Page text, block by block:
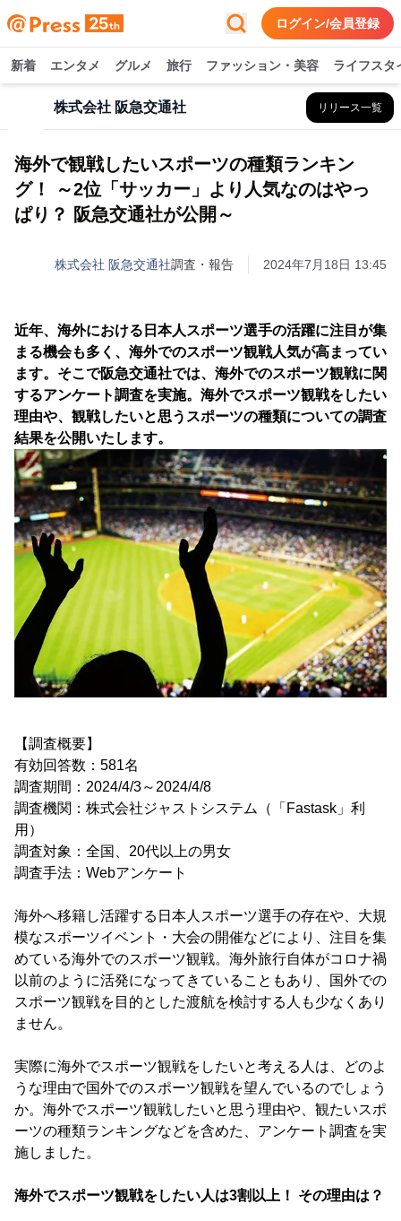
ログイン/会員登録
新着 エンタメ グルメ 旅行 ファッション・美容 ライフスタ
株式会社 阪急交通社 リリース一覧
海外で観戦したいスポーツの種類ランキン
グ！ ～2位「サッカー」より人気なのはやっ
ぱり？ 阪急交通社が公開～
株式会社 阪急交通社調査・報告 2024年7月18日 13:45
近年、海外における日本人スポーツ選手の活躍に注目が集
まる機会も多く、海外でのスポーツ観戦人気が高まってい
ます。そこで阪急交通社では、海外でのスポーツ観戦に関
するアンケート調査を実施。海外でスポーツ観戦をしたい
理由や、観戦したいと思うスポーツの種類についての調査
結果を公開いたします。
【調査概要】
有効回答数：581名
調査期間：2024/4/3～2024/4/8
調査機関：株式会社ジャストシステム（「Fastask」利
用）
調査対象：全国、20代以上の男女
調査手法：Webアンケート
海外へ移籍し活躍する日本人スポーツ選手の存在や、大規
模なスポーツイベント・大会の開催などにより、注目を集
めている海外でのスポーツ観戦。海外旅行自体がコロナ禍
以前のように活発になってきていることもあり、国外での
スポーツ観戦を目的とした渡航を検討する人も少なくあり
ません。
実際に海外でスポーツ観戦をしたいと考える人は、どのよ
うな理由で国外でのスポーツ観戦を望んでいるのでしょう
か。海外でスポーツ観戦したいと思う理由や、観たいスポ
ーツの種類ランキングなどを含めた、アンケート調査を実
施しました。
海外でスポーツ観戦をしたい人は3割以上！ その理由は？